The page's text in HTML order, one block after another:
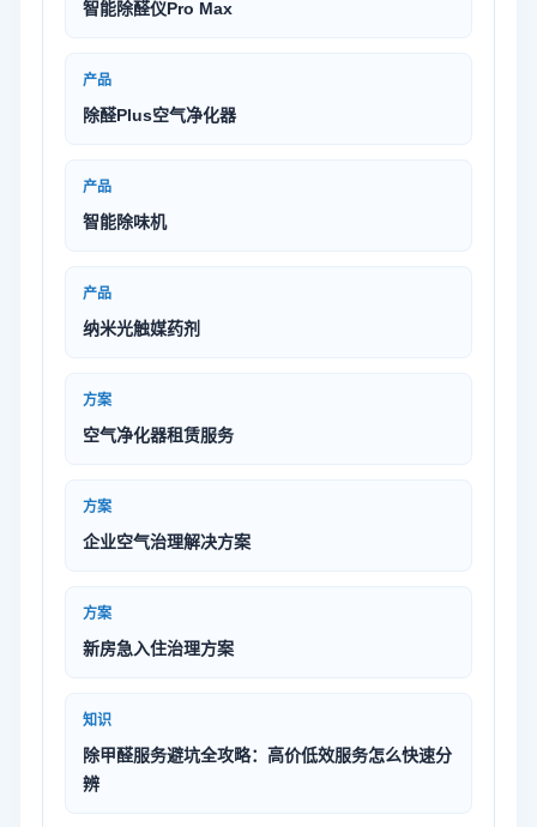
智能除醛仪Pro Max
产品
除醛Plus空气净化器
产品
智能除味机
产品
纳米光触媒药剂
方案
空气净化器租赁服务
方案
企业空气治理解决方案
方案
新房急入住治理方案
知识
除甲醛服务避坑全攻略：高价低效服务怎么快速分
辨